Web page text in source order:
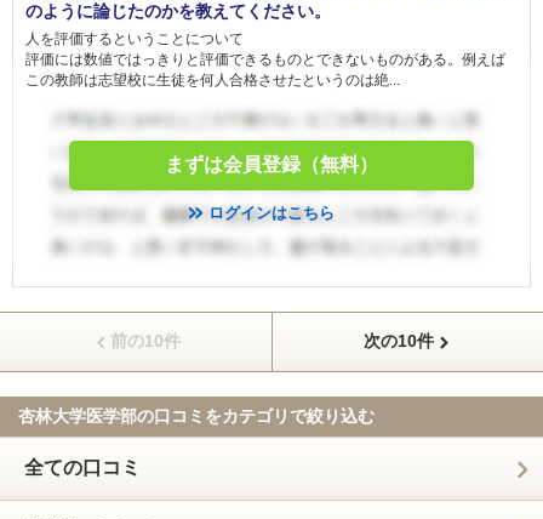
のように論じたのかを教えてください。
人を評価するということについて
評価には数値ではっきりと評価できるものとできないものがある。例えば
この教師は志望校に生徒を何人合格させたというのは絶...
まずは会員登録（無料）
ログインはこちら
前の10件 次の10件
杏林大学医学部の口コミをカテゴリで絞り込む
全ての口コミ